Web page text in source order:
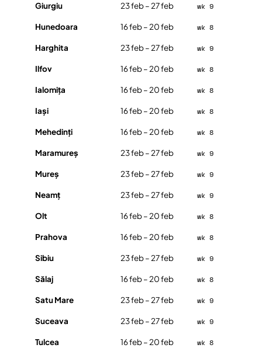
Giurgiu 23 feb – 27 feb wk 9
Hunedoara 16 feb – 20 feb wk 8
Harghita 23 feb – 27 feb wk 9
Ilfov 16 feb – 20 feb wk 8
Ialomița 16 feb – 20 feb wk 8
Iași 16 feb – 20 feb wk 8
Mehedinți 16 feb – 20 feb wk 8
Maramureș 23 feb – 27 feb wk 9
Mureș 23 feb – 27 feb wk 9
Neamț 23 feb – 27 feb wk 9
Olt 16 feb – 20 feb wk 8
Prahova 16 feb – 20 feb wk 8
Sibiu 23 feb – 27 feb wk 9
Sălaj 16 feb – 20 feb wk 8
Satu Mare 23 feb – 27 feb wk 9
Suceava 23 feb – 27 feb wk 9
Tulcea 16 feb – 20 feb wk 8